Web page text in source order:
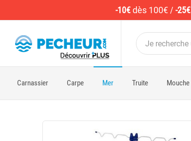
-10€dès 100€ / -25€
Carnassier Carpe Mer Truite Mouche